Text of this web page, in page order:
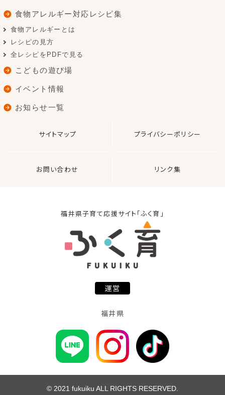
食物アレルギー対応レシピ集
食物アレルギーとは
レシピの見方
全レシピをPDFで見る
こどもの遊び場
イベント情報
お知らせ一覧
サイトマップ プライバシーポリシー
お問い合わせ リンク集
福井県子育て応援サイト「ふく育」
運営
福井県
© 2021 fukuiku ALL RIGHTS RESERVED.